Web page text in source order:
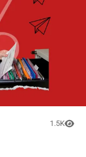
1.5K